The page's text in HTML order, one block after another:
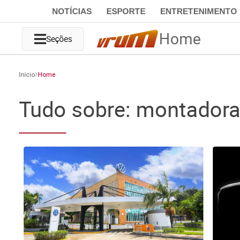
NOTÍCIAS ESPORTE ENTRETENIMENTO
Seções Home
Início Home
Tudo sobre: montadora